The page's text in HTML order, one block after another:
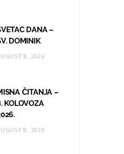
e
DANA –
DOMINIK
8, 2026
ČITANJA –
KOLOVOZA
8, 2026